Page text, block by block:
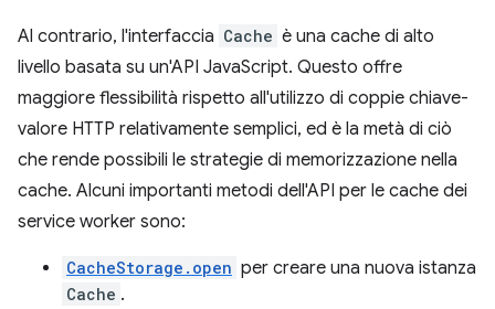
Al contrario, l'interfaccia Cache è una cache di alto
livello basata su un'API JavaScript. Questo offre
maggiore flessibilità rispetto all'utilizzo di coppie chiave-
valore HTTP relativamente semplici, ed è la metà di ciò
che rende possibili le strategie di memorizzazione nella
cache. Alcuni importanti metodi dell'API per le cache dei
service worker sono:
CacheStorage.open per creare una nuova istanza
Cache .